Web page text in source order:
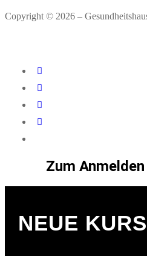
Copyright © 2026 –
Zum
NEUE